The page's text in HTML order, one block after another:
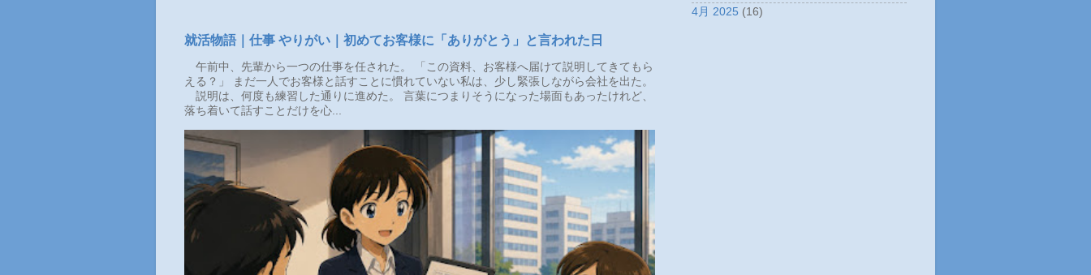
就活物語｜仕事 やりがい｜初めてお客様に「ありがとう」と言われた日
午前中、先輩から一つの仕事を任された。 「この資料、お客様へ届けて説明してきてもら
える？」 まだ一人でお客様と話すことに慣れていない私は、少し緊張しながら会社を出た。
説明は、何度も練習した通りに進めた。 言葉につまりそうになった場面もあったけれど、
落ち着いて話すことだけを心...
4月 2025 (16)